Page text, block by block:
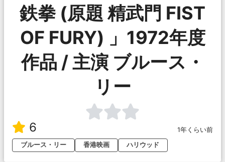
鉄拳 (原題 精武門 FIST
OF FURY) 」1972年度
作品 / 主演 ブルース・
リー
6
1年くらい前
ブルース・リー
香港映画 ハリウッド